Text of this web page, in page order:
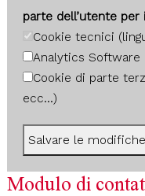
parte dell’utente
Cookie tecnici
Analytics Software
Cookie di parte
ecc...)
Salvare le modifiche
Modulo di